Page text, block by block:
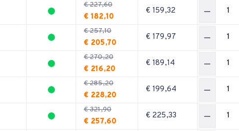
€ 227,60
€ 182,10
€ 159,32
€ 257,10
€ 205,70
€ 179,97
€ 270,20
€ 216,20
€ 189,14
€ 285,20
€ 228,20
€ 199,64
€ 321,90
€ 257,60
€ 225,33